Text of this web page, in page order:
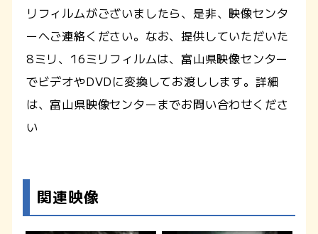
リフィルムがございましたら、是非、映像センタ
ーへご連絡ください。なお、提供していただいた
8ミリ、16ミリフィルムは、富山県映像センター
でビデオやDVDに変換してお渡しします。詳細
は、富山県映像センターまでお問い合わせくださ
い
関連映像